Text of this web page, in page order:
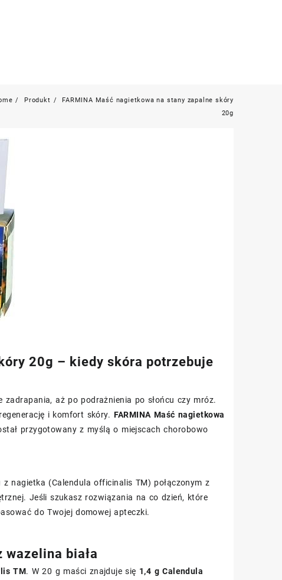
Produkt
FARMINA Maść nagietkowa na stany zapalne skóry
20g
20g – kiedy skóra potrzebuje
aż po podrażnienia po słońcu czy mróz.
i komfort skóry. FARMINA Maść nagietkowa
przygotowany z myślą o miejscach chorobowo
nagietka (Calendula officinalis TM) połączonym z
Jeśli szukasz rozwiązania na co dzień, które
do Twojej domowej apteczki.
biała
TM. W 20 g maści znajduje się 1,4 g Calendula